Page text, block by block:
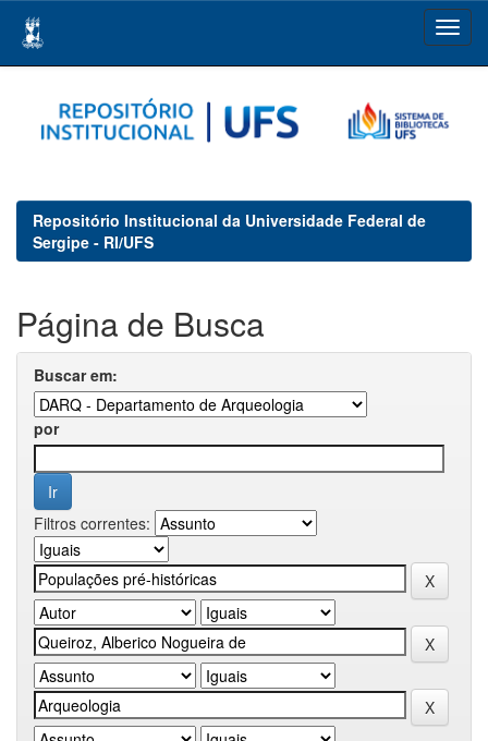
navigation
Repositório Institucional da Universidade Federal de
Sergipe - RI/UFS
Página de Busca
Buscar em:
por
Filtros correntes: